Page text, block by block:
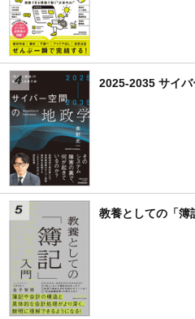
2025-2035 サイ
教養としての「簿